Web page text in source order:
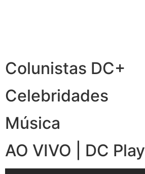
Colunistas DC+
Celebridades
Música
AO VIVO | DC Play